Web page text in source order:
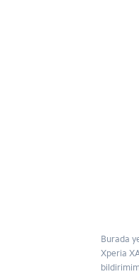
Burada
Xperia